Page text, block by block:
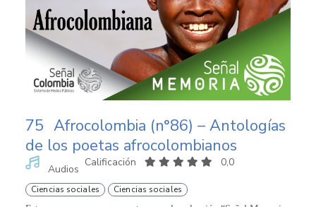
75 Afrocolombia (n°86) – Antologías
de los poetas afrocolombianos
Audios
Calificación 0,0
Ciencias sociales Ciencias sociales